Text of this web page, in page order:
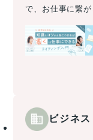
で、お仕事に繋が
ビジネス